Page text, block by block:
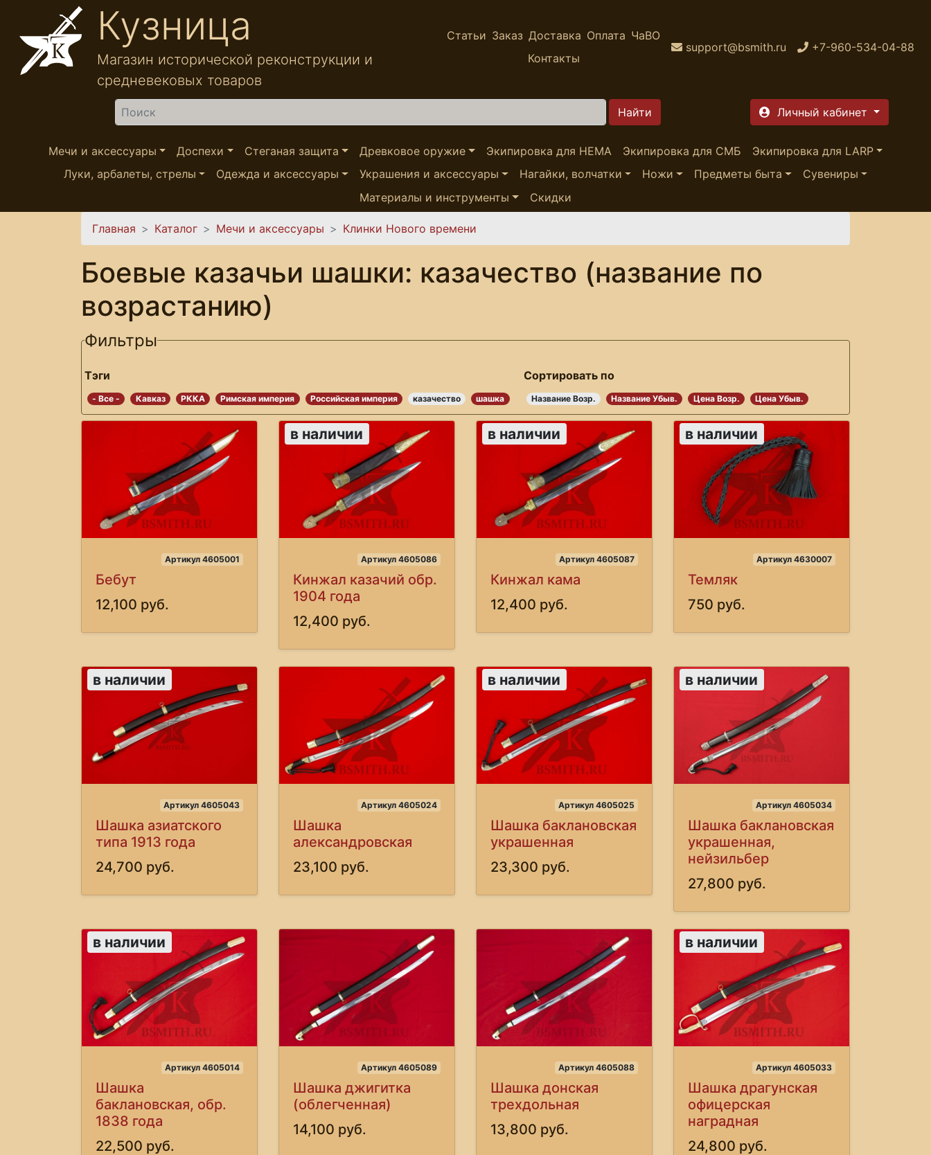
Перейти к основному содержанию
Кузница
Магазин исторической реконструкции и
средневековых товаров
Статьи Заказ Доставка Оплата ЧаВО
Контакты
support@bsmith.ru +7-960-534-04-88
Найти Личный кабинет
Мечи и аксессуары Доспехи Стеганая защита Древковое оружие Экипировка для HEMA Экипировка для СМБ
Экипировка для LARP
Луки, арбалеты, стрелы
Одежда и аксессуары Украшения и аксессуары Нагайки, волчатки Ножи Предметы быта
Сувениры
Материалы и инструменты
Скидки
Вы здесь
Главная Каталог Мечи и аксессуары Клинки Нового времени
Боевые казачьи шашки: казачество (название по
возрастанию)
Фильтры
Тэги
- Все - Кавказ РККА Римская империя Российская империя казачество шашка
Сортировать по
Название Возр. Название Убыв. Цена Возр. Цена Убыв.
Артикул 4605001
Бебут
12,100 руб.
в наличии
Артикул 4605086
Кинжал казачий обр.
1904 года
12,400 руб.
в наличии
Артикул 4605087
Кинжал кама
12,400 руб.
в наличии
Артикул 4630007
Темляк
750 руб.
в наличии
Артикул 4605043
Шашка азиатского
типа 1913 года
24,700 руб.
Артикул 4605024
Шашка
александровская
23,100 руб.
в наличии
Артикул 4605025
Шашка баклановская
украшенная
23,300 руб.
в наличии
Артикул 4605034
Шашка баклановская
украшенная,
нейзильбер
27,800 руб.
в наличии
Артикул 4605014
Шашка
баклановская, обр.
1838 года
22,500 руб.
Артикул 4605089
Шашка джигитка
(облегченная)
14,100 руб.
Артикул 4605088
Шашка донская
трехдольная
13,800 руб.
в наличии
Артикул 4605033
Шашка драгунская
офицерская
наградная
24,800 руб.